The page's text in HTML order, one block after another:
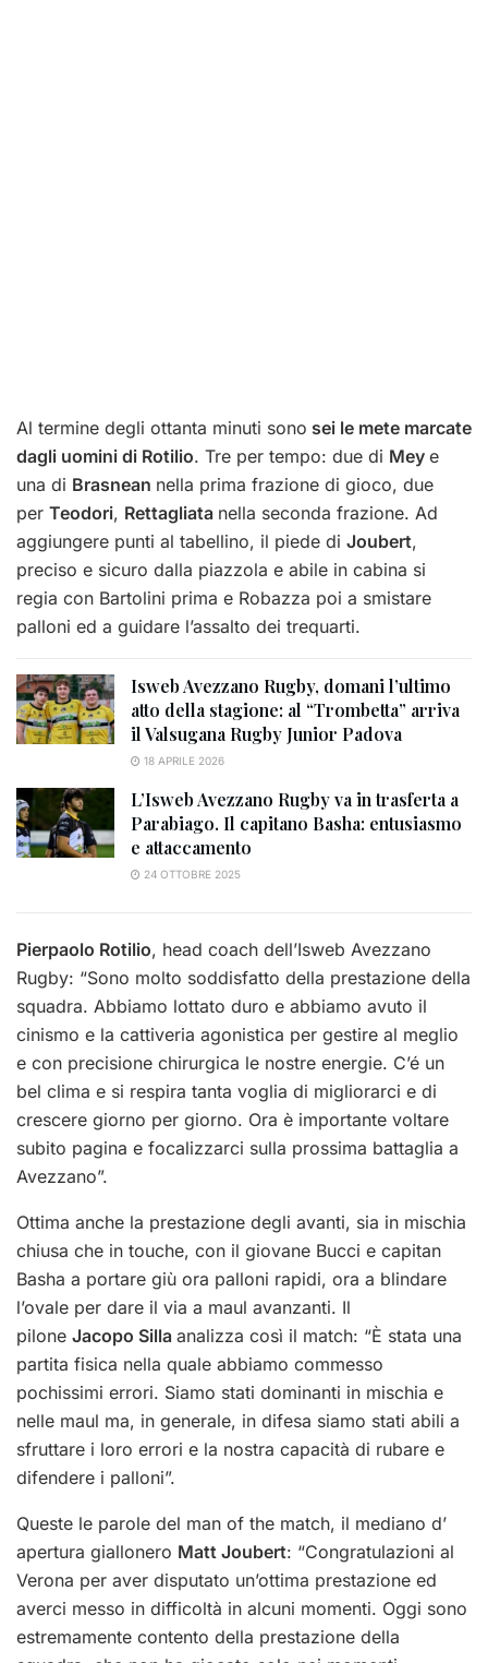
Al termine degli ottanta minuti sono sei le mete marcate
dagli uomini di Rotilio. Tre per tempo: due di Mey e
una di Brasnean nella prima frazione di gioco, due
per Teodori, Rettagliata nella seconda frazione. Ad
aggiungere punti al tabellino, il piede di Joubert,
preciso e sicuro dalla piazzola e abile in cabina si
regia con Bartolini prima e Robazza poi a smistare
palloni ed a guidare l’assalto dei trequarti.
Isweb Avezzano Rugby, domani l’ultimo
atto della stagione: al “Trombetta” arriva
il Valsugana Rugby Junior Padova
18 APRILE 2026
L’Isweb Avezzano Rugby va in trasferta a
Parabiago. Il capitano Basha: entusiasmo
e attaccamento
24 OTTOBRE 2025
Pierpaolo Rotilio, head coach dell’Isweb Avezzano
Rugby: “Sono molto soddisfatto della prestazione della
squadra. Abbiamo lottato duro e abbiamo avuto il
cinismo e la cattiveria agonistica per gestire al meglio
e con precisione chirurgica le nostre energie. C’é un
bel clima e si respira tanta voglia di migliorarci e di
crescere giorno per giorno. Ora è importante voltare
subito pagina e focalizzarci sulla prossima battaglia a
Avezzano”.
Ottima anche la prestazione degli avanti, sia in mischia
chiusa che in touche, con il giovane Bucci e capitan
Basha a portare giù ora palloni rapidi, ora a blindare
l’ovale per dare il via a maul avanzanti. Il
pilone Jacopo Silla analizza così il match: “È stata una
partita fisica nella quale abbiamo commesso
pochissimi errori. Siamo stati dominanti in mischia e
nelle maul ma, in generale, in difesa siamo stati abili a
sfruttare i loro errori e la nostra capacità di rubare e
difendere i palloni”.
Queste le parole del man of the match, il mediano d’
apertura giallonero Matt Joubert: “Congratulazioni al
Verona per aver disputato un’ottima prestazione ed
averci messo in difficoltà in alcuni momenti. Oggi sono
estremamente contento della prestazione della